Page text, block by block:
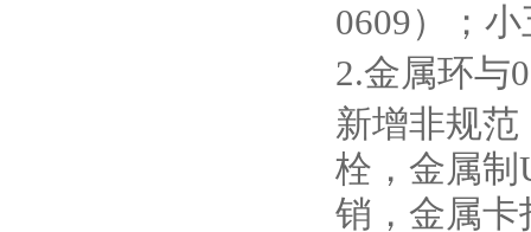
0609）；
2.金属环与
新增非规
栓，金属制
销，金属卡